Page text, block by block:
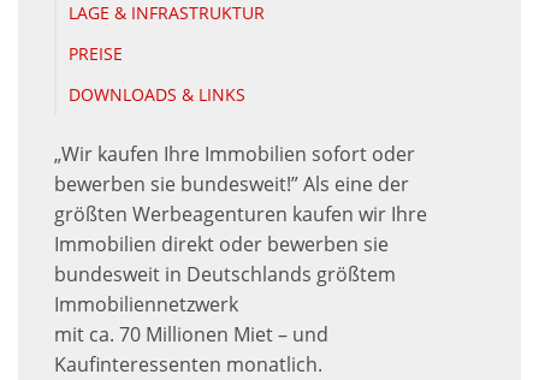
LAGE & INFRASTRUKTUR
PREISE
DOWNLOADS & LINKS
„Wir kaufen Ihre Immobilien sofort oder
bewerben sie bundesweit!” Als eine der
größten Werbeagenturen kaufen wir Ihre
Immobilien direkt oder bewerben sie
bundesweit in Deutschlands größtem
Immobiliennetzwerk
mit ca. 70 Millionen Miet – und
Kaufinteressenten monatlich.